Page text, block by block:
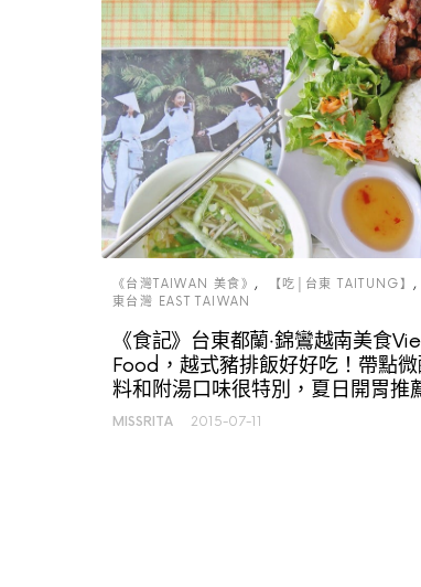
《台灣TAIWAN 美食》
【吃│台東 TAITUNG】
東台灣 EAST TAIWAN
《食記》台東都蘭‧錦鸞越南美食
Food，越式豬排飯好好吃！帶點
料和附湯口味很特別，夏日開胃
MISSRITA 2015-07-11